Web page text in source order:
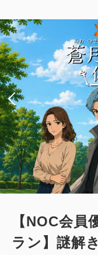
【NOC会員
ラン】謎解